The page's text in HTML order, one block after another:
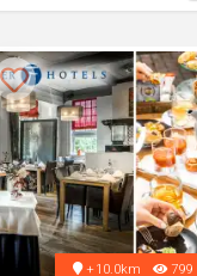
+10.0km 799